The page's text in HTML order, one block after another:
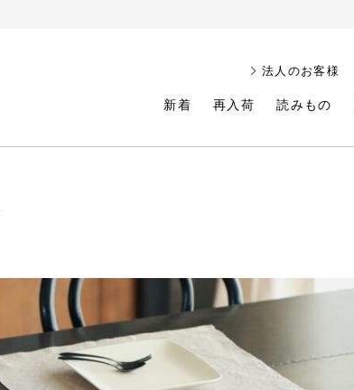
新着 再入荷 読みもの
法人のお客様